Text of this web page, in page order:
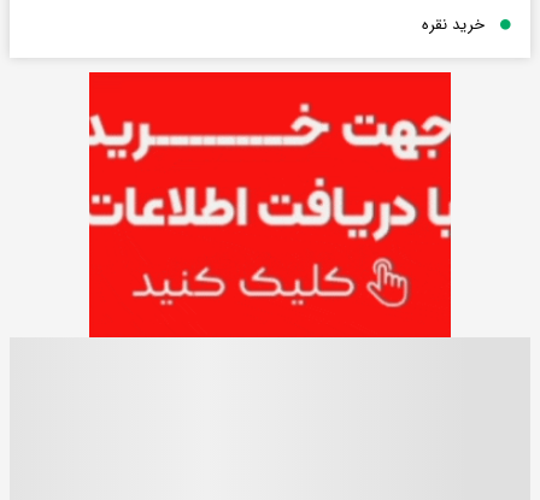
خرید نقره